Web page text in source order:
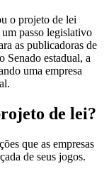
o projeto de lei
um passo legislativo
as publicadoras de
Senado estadual, a
uma empresa
de lei?
que as empresas
de seus jogos.